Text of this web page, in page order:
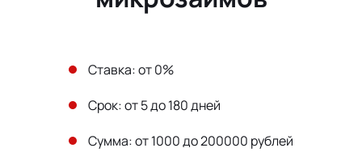
Ставка: от 0%
Срок: от 5 до 180 дней
Сумма: от 1000 до 200000 рублей